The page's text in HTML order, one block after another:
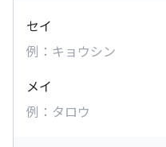
セイ
メイ